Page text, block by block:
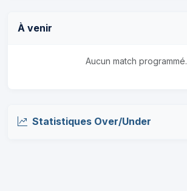
À venir
Aucun match programmé.
Statistiques Over/Under